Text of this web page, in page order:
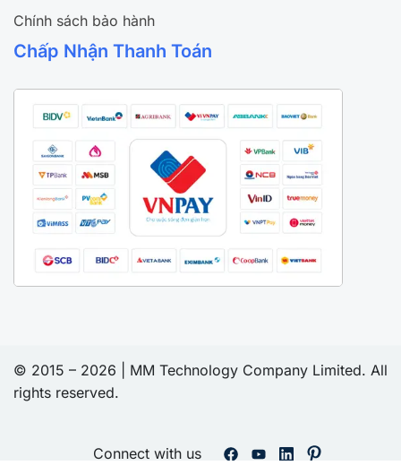
Chính sách bảo hành
Chấp Nhận Thanh Toán
© 2015 – 2026 | MM Technology Company Limited. All
rights reserved.
Connect with us